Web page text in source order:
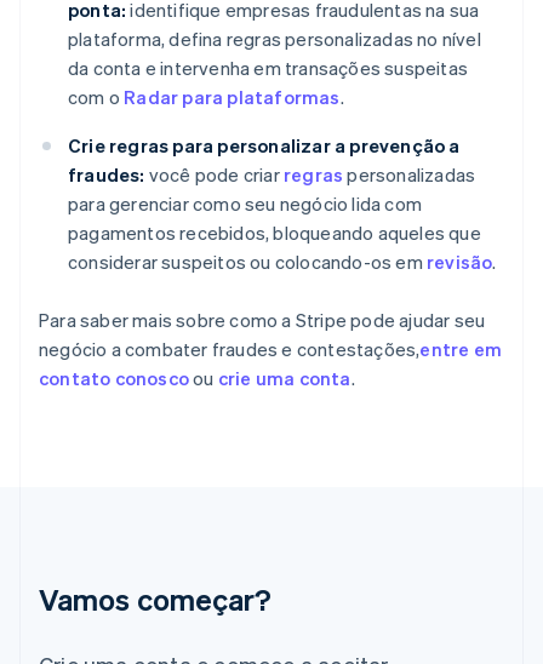
ponta: identifique empresas fraudulentas na sua
plataforma, defina regras personalizadas no nível
da conta e intervenha em transações suspeitas
com o Radar para plataformas.
Crie regras para personalizar a prevenção a
fraudes: você pode criar regras personalizadas
para gerenciar como seu negócio lida com
pagamentos recebidos, bloqueando aqueles que
considerar suspeitos ou colocando-os em revisão.
Para saber mais sobre como a Stripe pode ajudar seu
negócio a combater fraudes e contestações,entre em
contato conoscoou crie uma conta.
Vamos começar?
English
Eslovênia
English Italiano
Espanha
Español English
Estados Unidos
EnglishEspañol简体中文
Estônia
English
Finlândia
English
Gibraltar
English
Grécia
ItalianoEnglish